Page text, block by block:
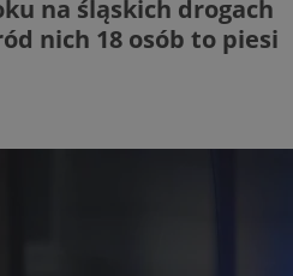
na śląskich drogach
nich 18 osób to piesi